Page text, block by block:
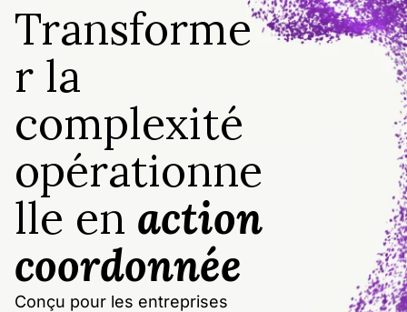
Transforme
r la
complexité
opérationne
lle en action
coordonnée
Conçu pour les entreprises